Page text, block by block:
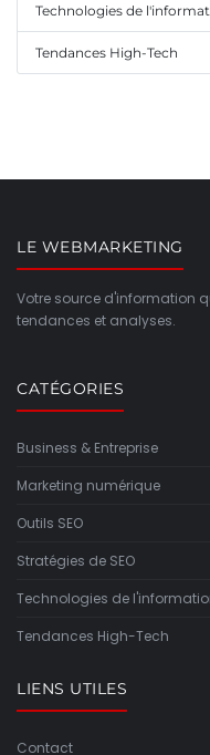
Technologies de
Tendances High-Tech
LE WEBMARKETING
Votre source d'information
tendances et analyses.
CATÉGORIES
Business & Entreprise
Marketing numérique
Outils SEO
Stratégies de SEO
Technologies de
Tendances High-Tech
LIENS UTILES
Contact